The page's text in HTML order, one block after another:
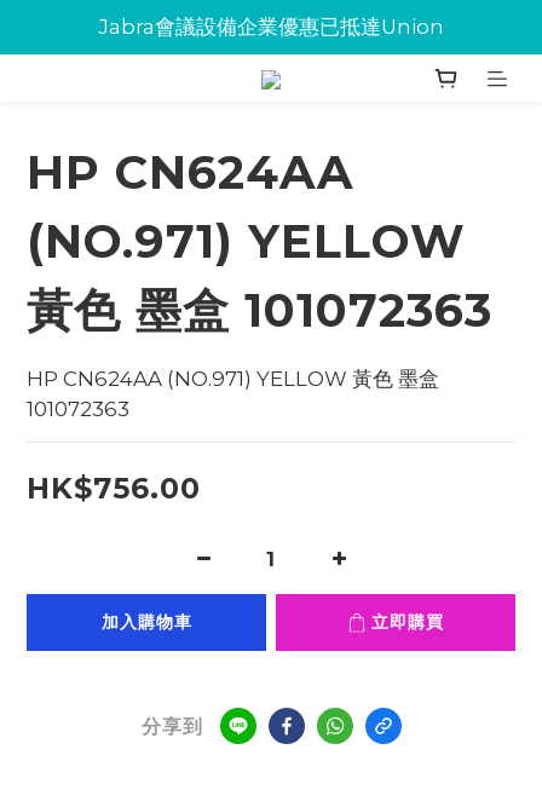
Jabra會議設備企業優惠已抵達Union
Jabra會議設備企業優惠已抵達Union
環保碳粉歡迎大量下單
HP CN624AA
(NO.971) YELLOW
黃色 墨盒 101072363
HP CN624AA (NO.971) YELLOW 黃色 墨盒
101072363
HK$756.00
加入購物車 立即購買
分享到